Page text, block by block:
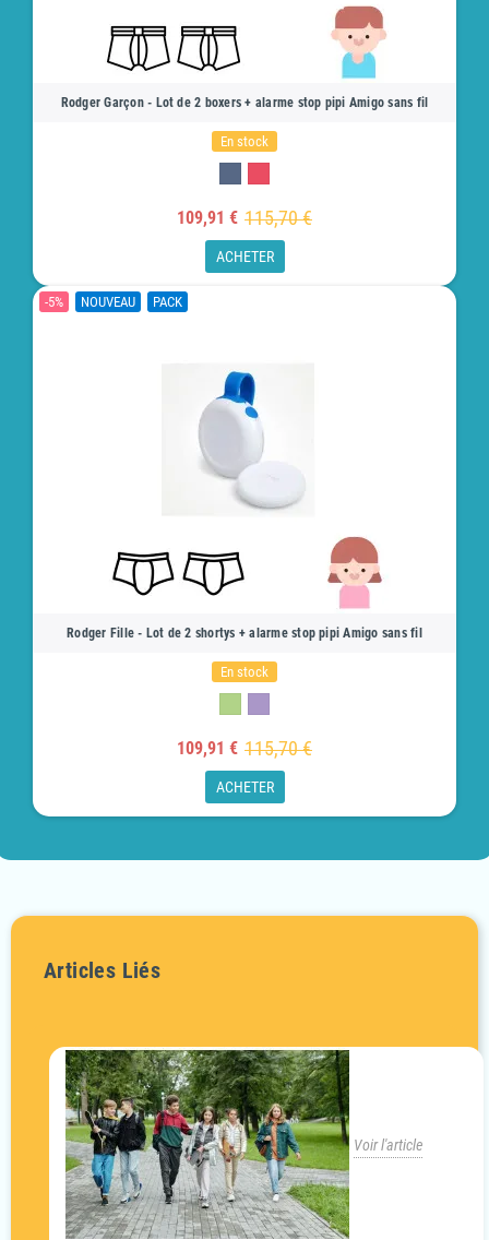
Rodger Garçon - Lot de 2 boxers + alarme stop pipi Amigo sans fil
En stock
109,91 € 115,70 €
ACHETER
-5% NOUVEAU PACK
Rodger Fille - Lot de 2 shortys + alarme stop pipi Amigo sans fil
En stock
109,91 € 115,70 €
ACHETER
Articles Liés
Voir l'article